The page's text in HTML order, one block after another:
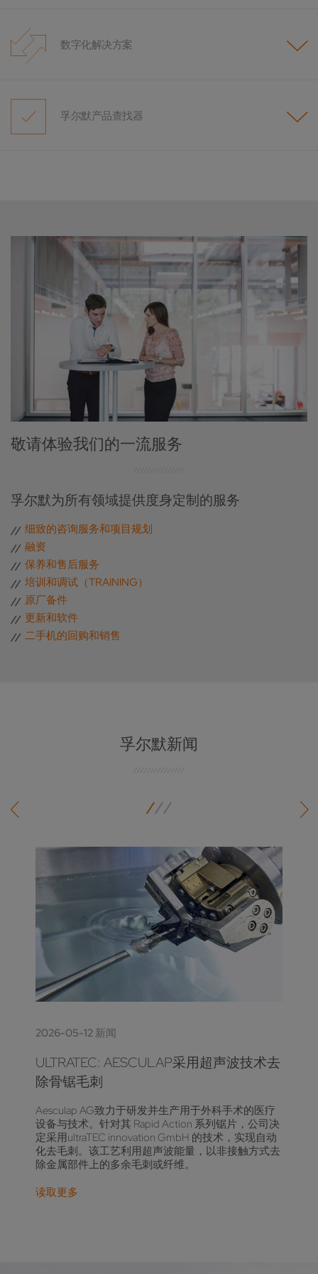
数字化解决方案
孚尔默产品查找器
敬请体验我们的一流服务
孚尔默为所有领域提供度身定制的服务
细致的咨询服务和项目规划
融资
保养和售后服务
培训和调试（TRAINING）
原厂备件
更新和软件
二手机的回购和销售
孚尔默新闻
2026-05-12 新闻
ULTRATEC: AESCULAP采用超声波技术去
除骨锯毛刺
Aesculap AG致力于研发并生产用于外科手术的医疗
设备与技术。针对其 Rapid Action 系列锯片，公司决
定采用ultraTEC innovation GmbH 的技术，实现自动
化去毛刺。该工艺利用超声波能量，以非接触方式去
除金属部件上的多余毛刺或纤维。
读取更多